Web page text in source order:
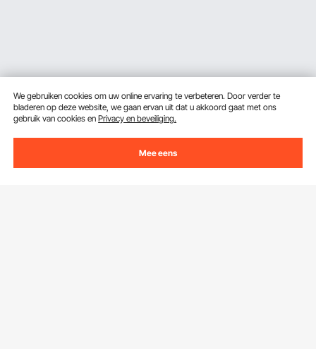
Ontvang 5 € korting als je je inschrijft voor e-mails
met besparingen en tips.
We gebruiken cookies om uw online ervaring te verbeteren. Door verder te
bladeren op deze website, we gaan ervan uit dat u akkoord gaat met ons
gebruik van cookies enPrivacy en beveiliging.
Mee eens